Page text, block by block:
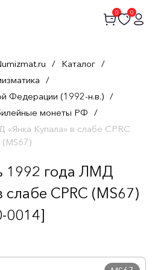
0 0
/ Каталог /
/
Федерации (1992-н.в.) /
монеты РФ /
Купала» в слабе CPRC
(MS67)
1992 года ЛМД
слабе CPRC (MS67)
0014]